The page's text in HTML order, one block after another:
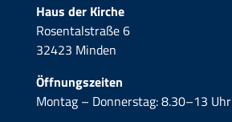
Haus der Kirche
Rosentalstraße 6
32423 Minden
Öffnungszeiten
Montag – Donnerstag: 8.30–13 Uhr